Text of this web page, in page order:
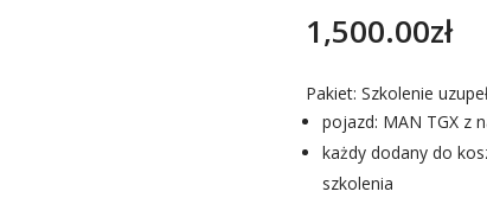
1,500.00zł
Pakiet: Szkolenie
pojazd: MAN TGX z
każdy dodany do
szkolenia